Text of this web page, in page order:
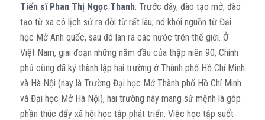
Tiến sĩ Phan Thị Ngọc Thanh: Trước đây, đào tạo mở, đào
tạo từ xa có lịch sử ra đời từ rất lâu, nó khởi nguồn từ Đại
học Mở Anh quốc, sau đó lan ra các nước trên thế giới. Ở
Việt Nam, giai đoạn những năm đầu của thập niên 90, Chính
phủ cũng đã ký thành lập hai trường ở Thành phố Hồ Chí Minh
và Hà Nội (nay là Trường Đại học Mở Thành phố Hồ Chí Minh
và Đại học Mở Hà Nội), hai trường này mang sứ mệnh là góp
phần thúc đẩy xã hội học tập phát triển. Việc học tập suốt